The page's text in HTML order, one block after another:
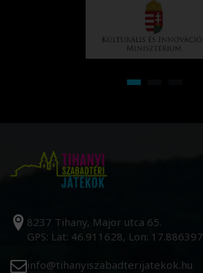
8237 Tihany, Major utca 65.
GPS: Lat: 46.911628, Lon: 17.886397
info@tihanyiszabadterijatekok.hu